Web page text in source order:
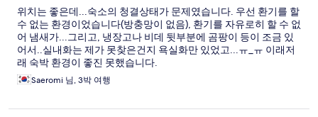
위치는 좋은데...숙소의 청결상태가 문제였습니다. 우선 환기를 할
수 없는 환경이었습니다(방충망이 없음), 환기를 자유로히 할 수 없
어 냄새가...그리고, 냉장고나 비데 뒷부분에 곰팡이 등이 조금 있
어서..실내화는 제가 못찾은건지 욕실화만 있었고...ㅠ_ㅠ 이래저
래 숙박 환경이 좋진 못했습니다.
Saeromi 님, 3박 여행